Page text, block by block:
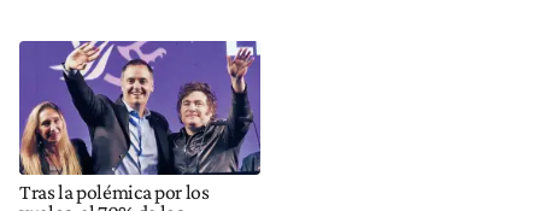
Tras la polémica por los